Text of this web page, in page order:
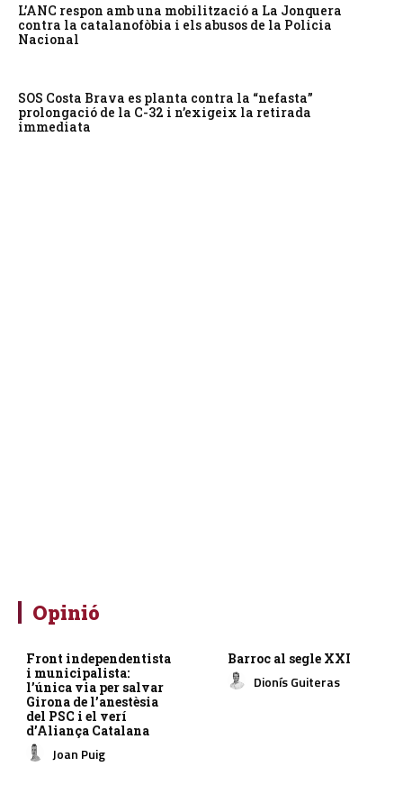
L’ANC respon amb una mobilització a La Jonquera
contra la catalanofòbia i els abusos de la Policia
Nacional
SOS Costa Brava es planta contra la “nefasta”
prolongació de la C-32 i n’exigeix la retirada
immediata
Opinió
Front independentista
i municipalista:
l’única via per salvar
Girona de l’anestèsia
del PSC i el verí
d’Aliança Catalana
Joan Puig
Barroc al segle XXI
Dionís Guiteras